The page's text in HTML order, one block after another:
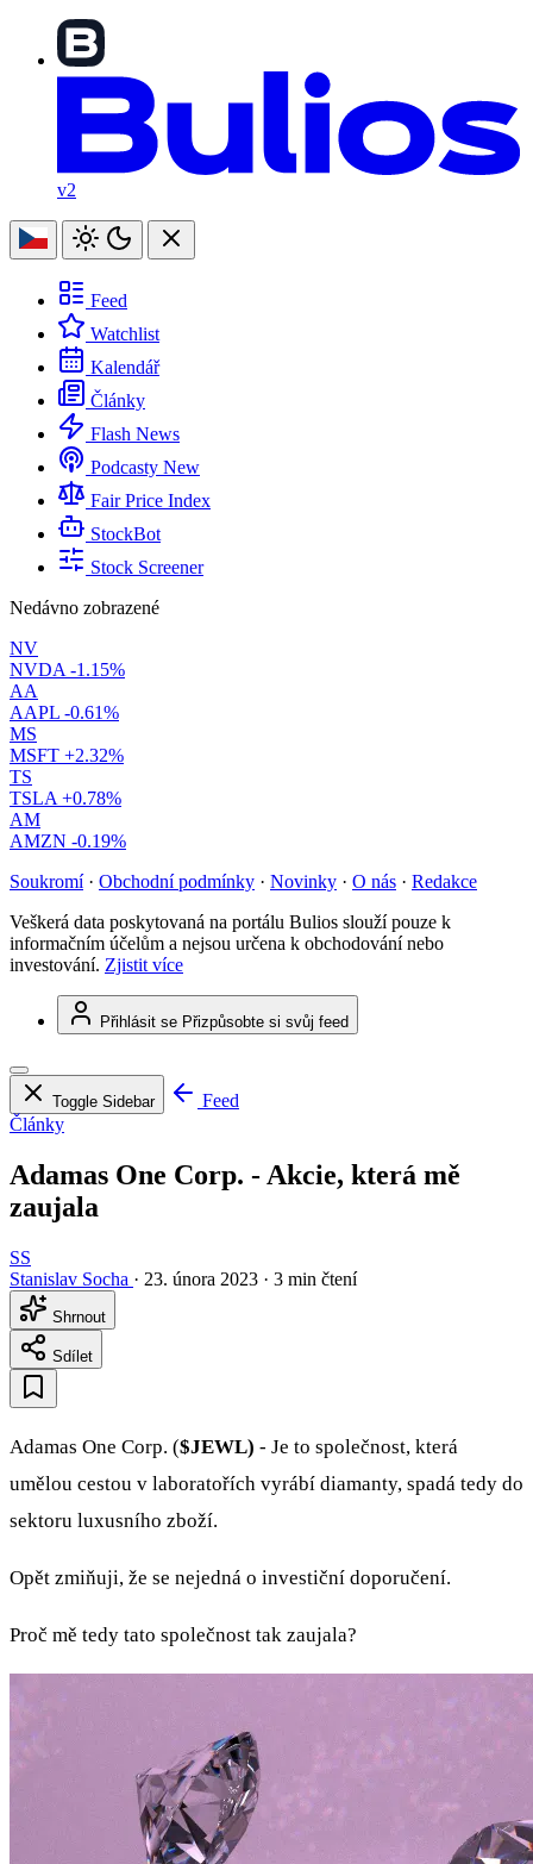
v2
Feed
Watchlist
Kalendář
Články
Flash News
Podcasty New
Fair Price Index
StockBot
Stock Screener
Nedávno zobrazené
NV
NVDA -1.15%
AA
AAPL -0.61%
MS
MSFT +2.32%
TS
TSLA +0.78%
AM
AMZN -0.19%
Soukromí · Obchodní podmínky · Novinky · O nás · Redakce
Veškerá data poskytovaná na portálu Bulios slouží pouze k
informačním účelům a nejsou určena k obchodování nebo
investování. Zjistit více
Přihlásit se Přizpůsobte si svůj feed
Toggle Sidebar
Feed
Články
Adamas One Corp. - Akcie, která mě
zaujala
SS
Stanislav Socha · 23. února 2023 · 3 min čtení
Shrnout
Sdílet
Adamas One Corp. ($JEWL) - Je to společnost, která
umělou cestou v laboratořích vyrábí diamanty, spadá tedy do
sektoru luxusního zboží.
Opět zmiňuji, že se nejedná o investiční doporučení.
Proč mě tedy tato společnost tak zaujala?